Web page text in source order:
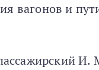
вагонов и
И.